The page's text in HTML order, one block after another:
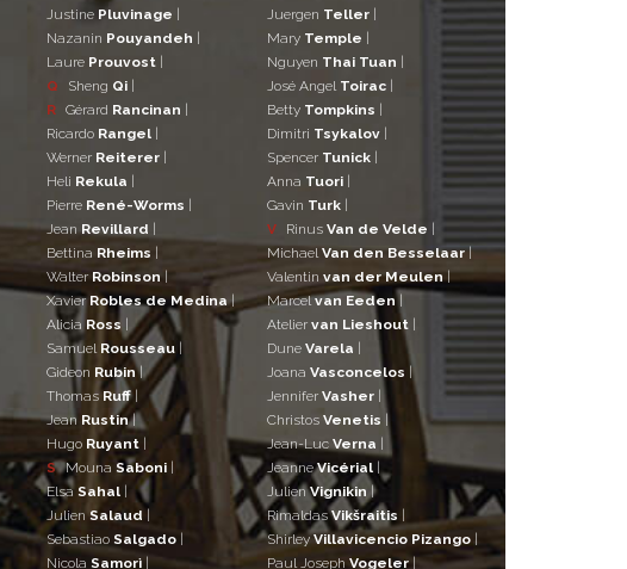
Justine Pluvinage |
Nazanin Pouyandeh |
Laure Prouvost |
Q
Sheng Qi |
R Gérard Rancinan |
Ricardo Rangel |
Werner Reiterer |
Heli Rekula |
Pierre René-Worms |
Jean Revillard |
Bettina Rheims |
Walter Robinson|
Xavier Robles de Medina |
Alicia Ross |
Samuel Rousseau |
Gideon Rubin|
ThomasRuff|
Jean Rustin|
Hugo Ruyant |
S Mouna Saboni |
Elsa Sahal |
JulienSalaud |
Sebastiao Salgado |
Nicola Samorì |
Juergen Teller |
Mary Temple |
Nguyen Thai Tuan |
José Angel Toirac |
Betty Tompkins |
Dimitri Tsykalov |
Spencer Tunick |
Anna Tuori |
Gavin Turk |
V
Rinus Van de Velde |
Michael Van den Besselaar|
Valentin van der Meulen|
Marcelvan Eeden|
Atelier van Lieshout |
Dune Varela |
Joana Vasconcelos |
Jennifer Vasher |
Christos Venetis |
Jean-Luc Verna |
JeanneVicérial |
JulienVignikin |
RimaldasVikšraitis |
ShirleyVillavicencio Pizango |
Paul Joseph Vogeler |